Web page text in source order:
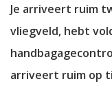
Je arriveert ruim
vliegveld, hebt
arriveert ruim op